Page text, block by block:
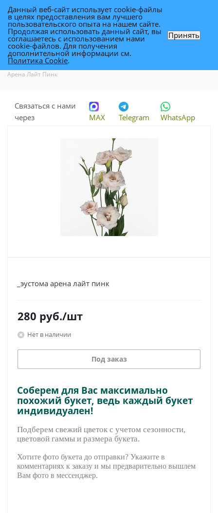
эустома Арена Лайт Пинк
Каталог - Каталог цветов в Уфе
Арена Лайт Пинк
Связаться с нами
через
MAX Telegram WhatsApp
_эустома арена лайт пинк
280 руб./шт
Нет в наличии
Под заказ
Соберем для Вас максимально
похожий букет, ведь каждый букет
индивидуален!
Подберем свежий цветок с учетом сезонности,
цветовой гаммы и размера букета.
Хотите фото букета до отправки? Укажите в
комментариях к заказу и мы предварительно вышлем
Вам фото в мессенджер.
Данный веб-сайт использует cookie-файлы
в целях предоставления вам лучшего
пользовательского опыта на нашем сайте.
Продолжая использовать данный сайт, вы
соглашаетесь с использованием нами
cookie-файлов. Для получения
дополнительной информации см.
Политика Cookie.
Принять